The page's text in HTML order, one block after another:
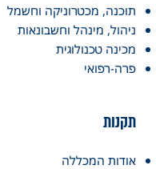
תוכנה, מכטרוניקה וחשמל
ניהול, מינהל וחשבונאות
מכינה טכנולוגית
פרה-רפואי
תקנות
אודות המכללה